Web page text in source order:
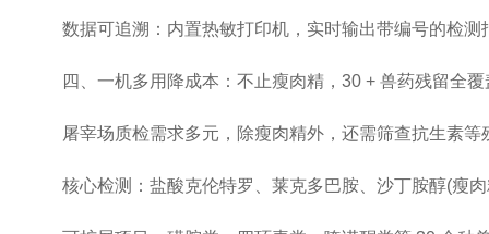
数据可追溯：内置热敏打印机，实时输出带编号的检测
四、一机多用降成本：不止瘦肉精，30 + 兽药残留全覆
屠宰场质检需求多元，除瘦肉精外，还需筛查抗生素等
核心检测：盐酸克伦特罗、莱克多巴胺、沙丁胺醇(瘦肉